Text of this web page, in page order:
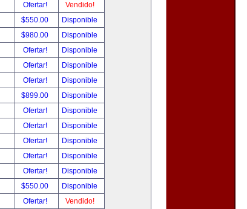
Ofertar!
Vendido!
$550.00
Disponible
$980.00
Disponible
Ofertar!
Disponible
Ofertar!
Disponible
Ofertar!
Disponible
$899.00
Disponible
Ofertar!
Disponible
Ofertar!
Disponible
Ofertar!
Disponible
Ofertar!
Disponible
Ofertar!
Disponible
$550.00
Disponible
Ofertar!
Vendido!